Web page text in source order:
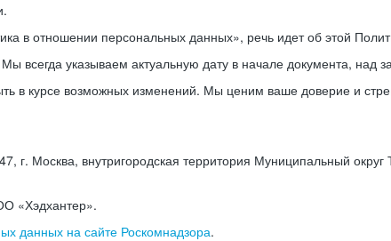
в отношении персональных данных», речь идет об этой
указываем актуальную дату в начале документа, над
в курсе возможных изменений. Мы ценим ваше доверие и
внутригородская территория Муниципальный округ
«Хэдхантер».
данных на сайте Роскомнадзора.